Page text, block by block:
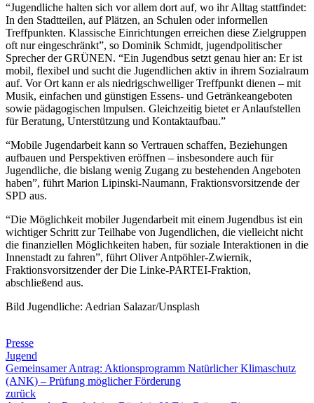
“Jugendliche halten sich vor allem dort auf, wo ihr Alltag stattfindet:
In den Stadtteilen, auf Plätzen, an Schulen oder informellen
Treffpunkten. Klassische Einrichtungen erreichen diese Zielgruppen
oft nur eingeschränkt”, so Dominik Schmidt, jugendpolitischer
Sprecher der GRÜNEN. “Ein Jugendbus setzt genau hier an: Er ist
mobil, flexibel und sucht die Jugendlichen aktiv in ihrem Sozialraum
auf. Vor Ort kann er als niedrigschwelliger Treffpunkt dienen – mit
Musik, einfachen und günstigen Essens- und Getränkeangeboten
sowie pädagogischen lmpulsen. Gleichzeitig bietet er Anlaufstellen
für Beratung, Unterstützung und Kontaktaufbau.”
“Mobile Jugendarbeit kann so Vertrauen schaffen, Beziehungen
aufbauen und Perspektiven eröffnen – insbesondere auch für
Jugendliche, die bislang wenig Zugang zu bestehenden Angeboten
haben”, führt Marion Lipinski-Naumann, Fraktionsvorsitzende der
SPD aus.
“Die Möglichkeit mobiler Jugendarbeit mit einem Jugendbus ist ein
wichtiger Schritt zur Teilhabe von Jugendlichen, die vielleicht nicht
die finanziellen Möglichkeiten haben, für soziale Interaktionen in die
Innenstadt zu fahren”, führt Oliver Antpöhler-Zwiernik,
Fraktionsvorsitzender der Die Linke-PARTEI-Fraktion,
abschließend aus.
Bild Jugendliche: Aedrian Salazar/Unsplash
Presse
Jugend
Gemeinsamer Antrag: Aktionsprogramm Natürlicher Klimaschutz
(ANK) – Prüfung möglicher Förderung
zurück